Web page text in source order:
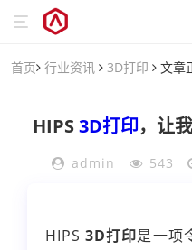
首页 行业资讯 3D打印 文章
HIPS3D打印，让
admin 543
HIPS3D打印是一项